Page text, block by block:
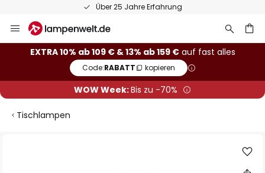
Über 25 Jahre Erfahrung
Inhalt
springen
EXTRA 10% ab 109 € & 13% ab 159 €auf fast alles
Code:RABATT kopieren
WOW Week:Bis zu -70%
Tischlampen